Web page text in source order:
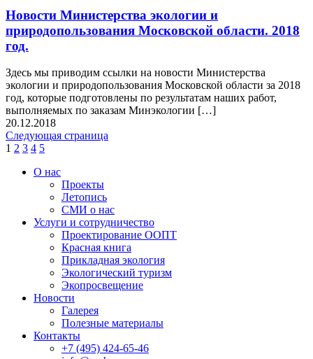
Новости Министерства экологии и
природопользования Московской области. 2018
год.
Здесь мы приводим ссылки на новости Министерства
экологии и природопользования Московской области за 2018
год, которые подготовлены по результатам наших работ,
выполняемых по заказам Минэкологии […]
20.12.2018
Следующая страница
1 2 3 4 5
О нас
Проекты
Летопись
СМИ о нас
Услуги и сотрудничество
Проектирование ООПТ
Красная книга
Прикладная экология
Экологический туризм
Экопросвещение
Новости
Галерея
Полезные материалы
Контакты
+7 (495) 424-65-46